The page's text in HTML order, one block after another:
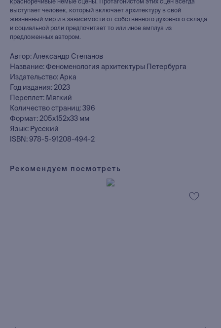
красноречивые немые сцены. Протагонистом этих сцен всегда
выступает человек, который включает архитектуру в свой
жизненный мир и в зависимости от собственного духовного склада
и социальной роли предпочитает то или иное амплуа из
предложенных автором.
Автор: Александр Степанов
Название: Феноменология архитектуры Петербурга
Издательство: Арка
Год издания: 2023
Переплет: Мягкий
Количество страниц: 396
Формат: 205x152x33 мм
Язык: Русский
ISBN: 978-5-91208-494-2
Рекомендуем посмотреть